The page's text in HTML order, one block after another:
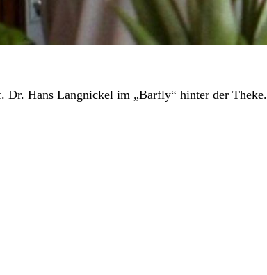
Dr. Hans Langnickel im „Barfly“ hinter der Theke.